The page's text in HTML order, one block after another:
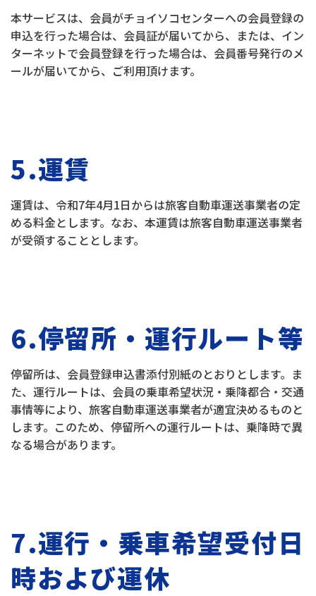
本サービスは、会員がチョイソコセンターへの会員登録の
申込を行った場合は、会員証が届いてから、または、イン
ターネットで会員登録を行った場合は、会員番号発行のメ
ールが届いてから、ご利用頂けます。
5.運賃
運賃は、令和7年4月1日からは旅客自動車運送事業者の定
める料金とします。なお、本運賃は旅客自動車運送事業者
が受領することとします。
6.停留所・運行ルート等
停留所は、会員登録申込書添付別紙のとおりとします。ま
た、運行ルートは、会員の乗車希望状況・乗降都合・交通
事情等により、旅客自動車運送事業者が適宜決めるものと
します。このため、停留所への運行ルートは、乗降時で異
なる場合があります。
7.運行・乗車希望受付日
時および運休